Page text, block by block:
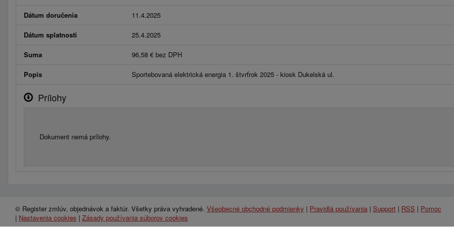
Dátum doručenia 11.4.2025
Dátum splatnosti 25.4.2025
Suma 96,58 € bez DPH
Popis Sportebovaná elektrická energia 1. štvrťrok 2025 - kiosk Dukelská ul.
Prílohy
Dokument nemá prílohy.
© Register zmlúv, objednávok a faktúr. Všetky práva vyhradené. Všeobecné obchodné podmienky | Pravidlá používania | Support | RSS | Pomoc
| Nastavenia cookies | Zásady používania súborov cookies